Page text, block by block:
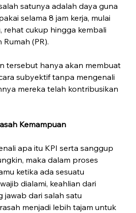
satunya adalah daya guna
selama 8 jam kerja, mulai
rehat cukup hingga kembali
(PR).
tersebut hanya akan membuat
subyektif tanpa mengenali
mereka telah kontribusikan
Kemampuan
apa itu KPI serta sanggup
maka dalam proses
ketika ada sesuatu
dialami, keahlian dari
dari salah satu
menjadi lebih tajam untuk